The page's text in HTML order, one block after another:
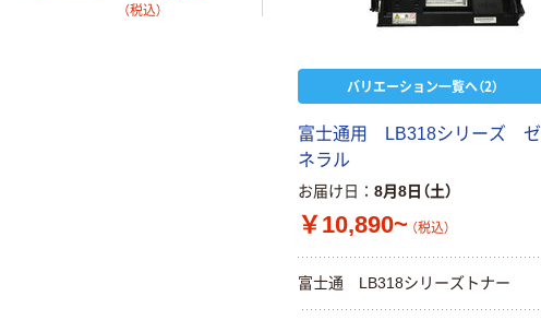
バリエーション一覧へ（2）
富士通用 LB318シリーズ ゼ
ネラル
お届け日 8月8日（土）
￥10,890~ （税込）
富士通 LB318シリーズトナー
（税込）